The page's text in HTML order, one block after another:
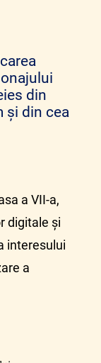
din
și din cea
a VII-a,
digitale și
interesului
a